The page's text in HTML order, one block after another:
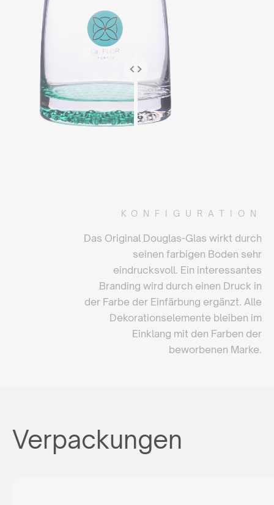
KONFIGURATION
Das Original Douglas-Glas wirkt durch
seinen farbigen Boden sehr
eindrucksvoll. Ein interessantes
Branding wird durch einen Druck in
der Farbe der Einfärbung ergänzt. Alle
Dekorationselemente bleiben im
Einklang mit den Farben der
beworbenen Marke.
Verpackungen